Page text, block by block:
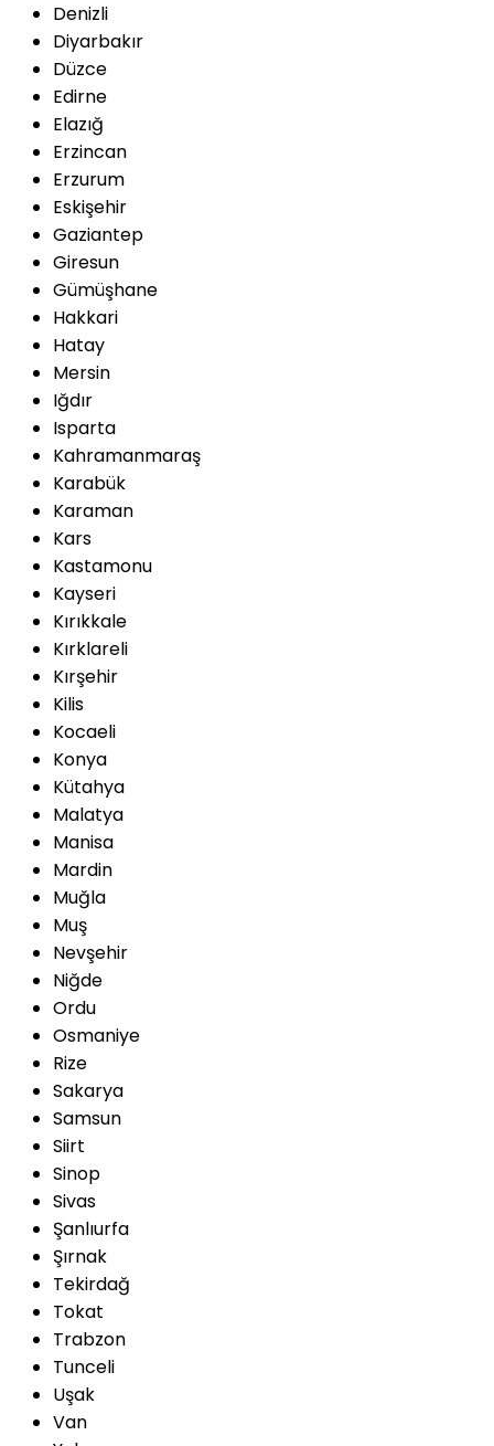
Denizli
Diyarbakır
Düzce
Edirne
Elazığ
Erzincan
Erzurum
Eskişehir
Gaziantep
Giresun
Gümüşhane
Hakkari
Hatay
Mersin
Iğdır
Isparta
Kahramanmaraş
Karabük
Karaman
Kars
Kastamonu
Kayseri
Kırıkkale
Kırklareli
Kırşehir
Kilis
Kocaeli
Konya
Kütahya
Malatya
Manisa
Mardin
Muğla
Muş
Nevşehir
Niğde
Ordu
Osmaniye
Rize
Sakarya
Samsun
Siirt
Sinop
Sivas
Şanlıurfa
Şırnak
Tekirdağ
Tokat
Trabzon
Tunceli
Uşak
Van